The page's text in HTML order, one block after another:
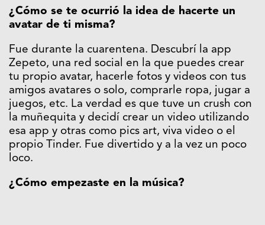
¿Cómo se te ocurrió la idea de hacerte un
avatar de ti misma?
Fue durante la cuarentena. Descubrí la app
Zepeto, una red social en la que puedes crear
tu propio avatar, hacerle fotos y videos con tus
amigos avatares o solo, comprarle ropa, jugar a
juegos, etc. La verdad es que tuve un crush con
la muñequita y decidí crear un video utilizando
esa app y otras como pics art, viva video o el
propio Tinder. Fue divertido y a la vez un poco
loco.
¿Cómo empezaste en la música?